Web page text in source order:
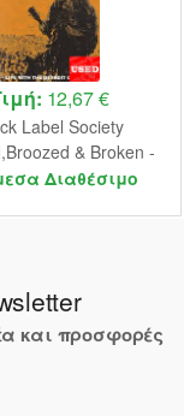
12,67 €
Label Society
& Broken -
USED (MUSIC)
Διαθέσιμο
και προσφορές